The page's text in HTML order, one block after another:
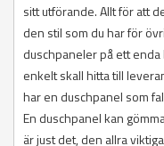
Orsa
Rättvik
Smedjebacken
Säter
Vansbro
Älvdalen
Söderhamn
Tranås
Vaggeryd
Vetlanda
Värnamo
Torsås
Vimmerby
Västervik
Öland
Pajala
Piteå
Älvsbyn
Överkalix
Övertorneå
Höör
Klippan
Kristianstad
Kävlinge
Landskrona
Lomma
Lund
Malmö
Nykvarn
Nynäshamn
Salem
Sigtuna
Sollentuna
Solna
Stockholm
Sundbyberg
Kristinehamn
Munkfors
Storfors
Sunne
Säffle
Torsby
Årjäng
Storuman
Umeå
Vilhelmina
Vindeln
Vännäs
Åsele
Surahammar
Västerås
Grästorp
Gullspång
Göteborg
Götene
Herrljunga
Hjo
Härryda
Karlsborg
Ljusnarsberg
Nora
Örebro
Valdemarsvik
Ydre
Åtvidaberg
Ödeshög
sitt utförande. Allt för att
den stil som du har för
duschpaneler på ett
enkelt skall hitta till
har en duschpanel som
En duschpanel kan
är just det, den allra